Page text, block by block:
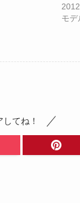
モデ
てね！